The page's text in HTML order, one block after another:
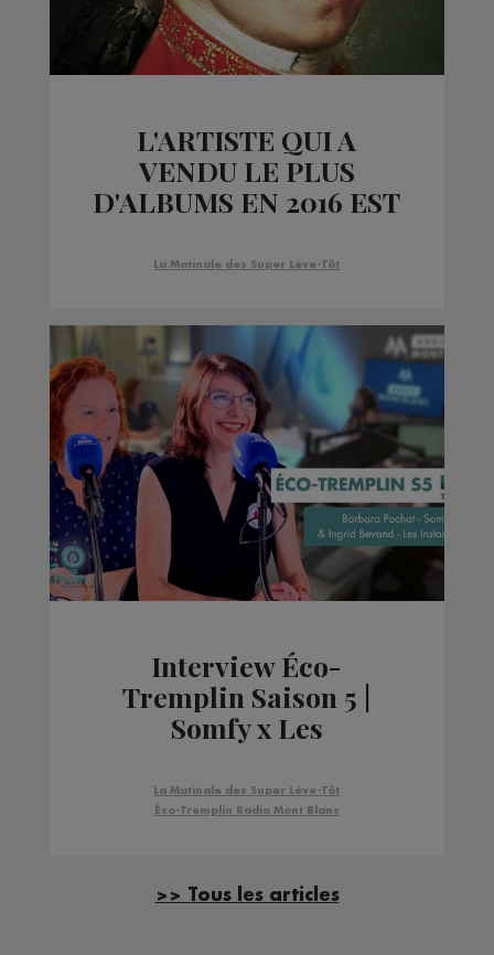
L'ARTISTE QUI A
VENDU LE PLUS
D'ALBUMS EN 2016 EST
La Matinale des Super Lève-Tôt
Interview Éco-
Tremplin Saison 5 |
Somfy x Les
La Matinale des Super Lève-Tôt
Éco-Tremplin Radio Mont Blanc
>> Tous les articles